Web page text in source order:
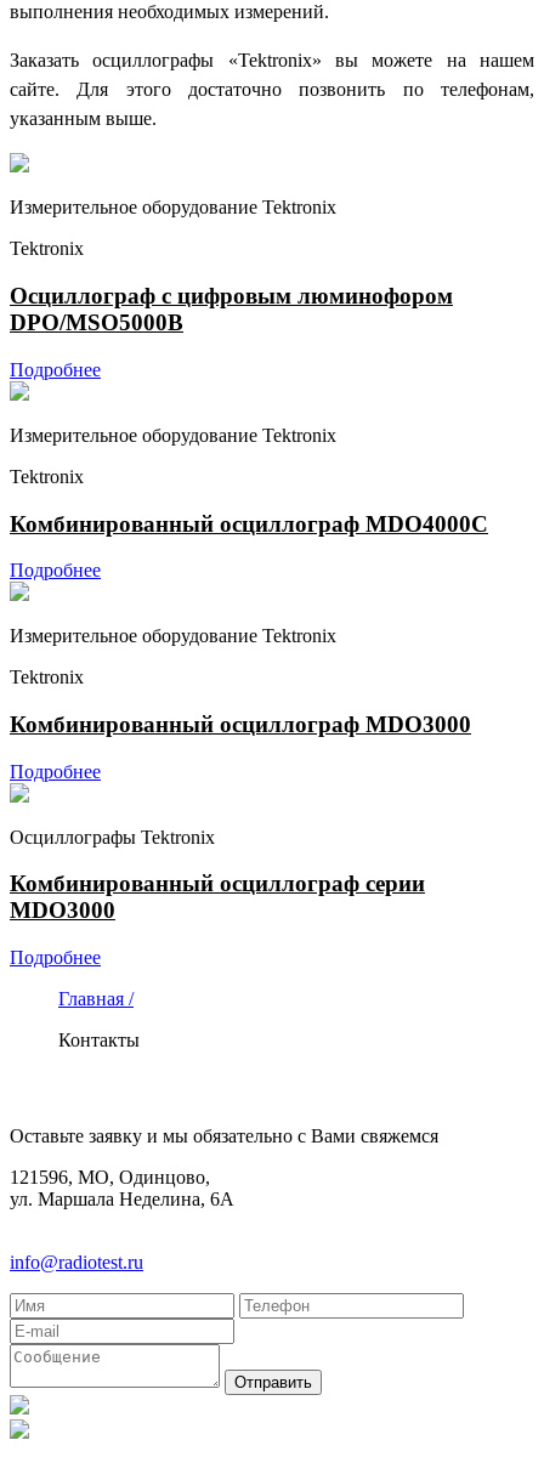
выполнения необходимых измерений.
Заказать осциллографы «Tektronix» вы можете на нашем
сайте. Для этого достаточно позвонить по телефонам,
указанным выше.
Измерительное оборудование Tektronix
Tektronix
Осциллограф с цифровым люминофором
DPO/MSO5000B
Подробнее
Измерительное оборудование Tektronix
Tektronix
Комбинированный осциллограф MDO4000C
Подробнее
Измерительное оборудование Tektronix
Tektronix
Комбинированный осциллограф MDO3000
Подробнее
Осциллографы Tektronix
Комбинированный осциллограф серии
MDO3000
Подробнее
Главная /
Контакты
Оставьте заявку и мы обязательно с Вами свяжемся
121596, МО, Одинцово,
ул. Маршала Неделина, 6А
info@radiotest.ru